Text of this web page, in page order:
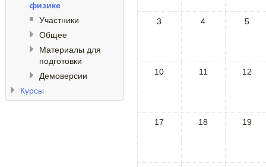
3 4 5
10 11 12
17 18 19
физике
Участники
Общее
Материалы для
подготовки
Демоверсии
Курсы